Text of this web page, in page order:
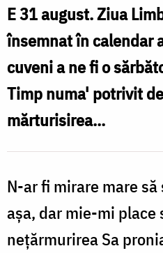
Mănăstirii
Neamț
/
Oana
E 31 august. Ziua
însemnat în calendar
cuveni a ne fi o
Timp numa' potrivit
mărturisirea...
N-ar fi mirare mare
așa, dar mie-mi place
nețărmurirea Sa